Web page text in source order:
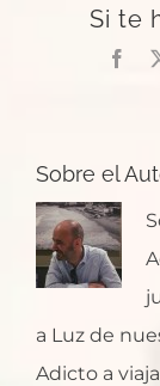
Si te
Sobre el
a Luz de
Adicto a